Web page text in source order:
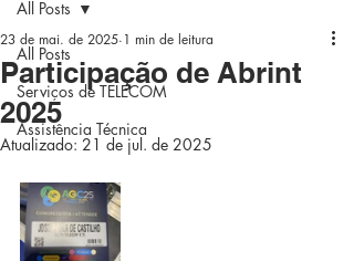
All Posts
Serviços de TELECOM
Assistência Técnica
All Posts
Participação de Abrint
2025
23 de mai. de 2025 1 min de leitura
Atualizado: 21 de jul. de 2025